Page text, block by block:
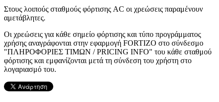
Στους λοιπούς σταθμούς φόρτισης AC οι χρεώσεις παραμένουν
αμετάβλητες.
Οι χρεώσεις για κάθε σημείο φόρτισης και τύπο προγράμματος
χρήσης αναγράφονται στην εφαρμογή FORTIZO στο σύνδεσμο
"ΠΛΗΡΟΦΟΡΙΕΣ ΤΙΜΩΝ / PRICING INFO" του κάθε σταθμού
φόρτισης και εμφανίζονται μετά τη σύνδεση του χρήστη στο
λογαριασμό του.